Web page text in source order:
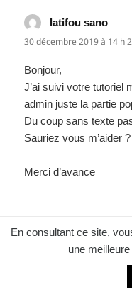
En consultant ce site,
une
latifou sano
30 décembre 2019 à 14 h
Bonjour,
J’ai suivi votre tutoriel
admin juste la partie
Du coup sans texte
Sauriez vous m’aider ?
Merci d’avance
10 janvier 2020 à 16 h 37